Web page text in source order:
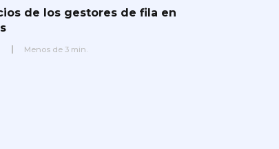
de los gestores de fila en
Menos de 3 min.